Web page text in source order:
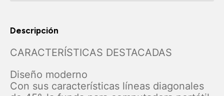
Descripción
CARACTERÍSTICAS DESTACADAS
Diseño moderno
Con sus características líneas diagonales